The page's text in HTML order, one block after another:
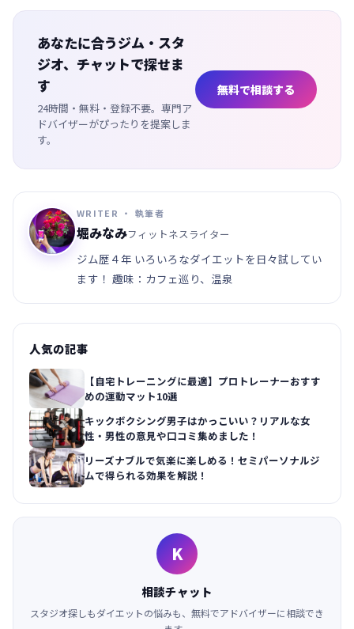
あなたに合うジム・スタ
ジオ、チャットで探せま
す
24時間・無料・登録不要。専門ア
ドバイザーがぴったりを提案しま
す。
無料で相談する
WRITER ・ 執筆者
堀みなみフィットネスライター
ジム歴４年 いろいろなダイエットを日々試してい
ます！ 趣味：カフェ巡り、温泉
人気の記事
【自宅トレーニングに最適】プロトレーナーおすす
めの運動マット10選
キックボクシング男子はかっこいい？リアルな女
性・男性の意見や口コミ集めました！
リーズナブルで気楽に楽しめる！セミパーソナルジ
ムで得られる効果を解説！
K
相談チャット
スタジオ探しもダイエットの悩みも、無料でアドバイザーに相談でき